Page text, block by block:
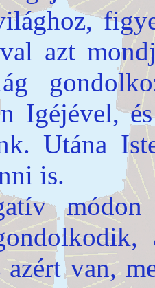
azt
Igéjével,
Utána
is.
van,